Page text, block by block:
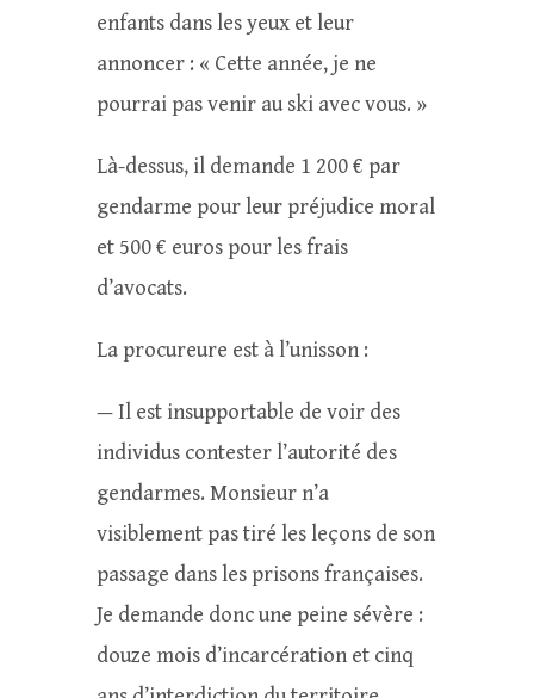
enfants dans les yeux et leur
annoncer : « Cette année, je ne
pourrai pas venir au ski avec vous. »
Là-dessus, il demande 1 200 € par
gendarme pour leur préjudice moral
et 500 € euros pour les frais
d’avocats.
La procureure est à l’unisson :
— Il est insupportable de voir des
individus contester l’autorité des
gendarmes. Monsieur n’a
visiblement pas tiré les leçons de son
passage dans les prisons françaises.
Je demande donc une peine sévère :
douze mois d’incarcération et cinq